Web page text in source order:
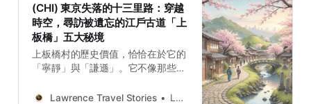
(CHI) 東京失落的十三里路：穿越
時空，尋訪被遺忘的江戶古道「上
板橋」五大秘境
上板橋村的歷史價值，恰恰在於它的
「寧靜」與「謙遜」。它不像那些官
記錄了普通旅人的短暫休憩、庶民對
Lawrence Travel Stories Lawrence